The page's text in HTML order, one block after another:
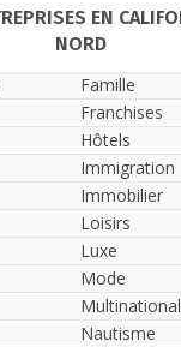
EN
NORD
Famille
Franchises
Hôtels
Immigration
Immobilier
Loisirs
Luxe
Mode
Nautisme